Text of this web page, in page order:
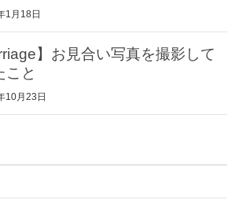
1月18日
】お見合い写真を撮影して
こと
10月23日